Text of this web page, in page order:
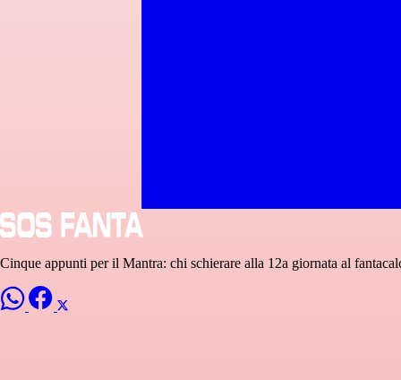
Cinque appunti per il Mantra: chi schierare alla 12a giornata al